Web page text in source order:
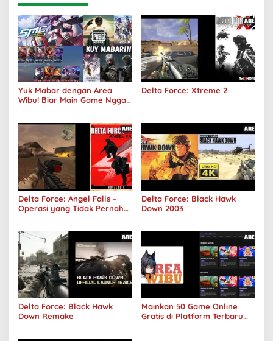
Yuk Mabar dengan Area
Wibu! Biar Main Game Nggak
Delta Force: Xtreme 2
Delta Force: Angel Falls –
Operasi yang Tidak Pernah
Delta Force: Black Hawk
Down 2003
Delta Force: Black Hawk
Down Remake
Mainkan 50 Game Online
Gratis di Platform Terbaru